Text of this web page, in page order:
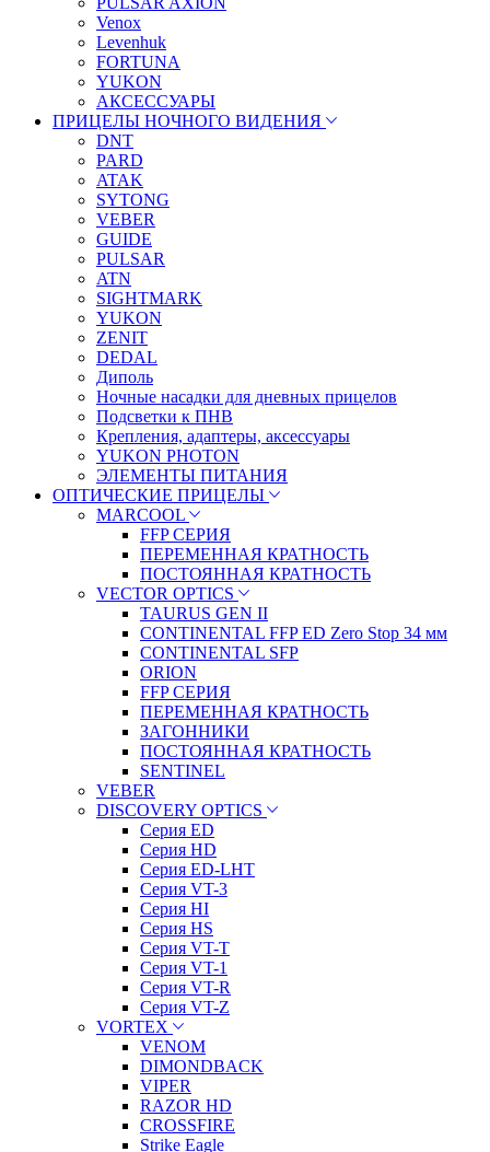
Venox
Levenhuk
FORTUNA
YUKON
АКСЕССУАРЫ
ПРИЦЕЛЫ НОЧНОГО ВИДЕНИЯ
DNT
PARD
ATAK
SYTONG
VEBER
GUIDE
PULSAR
ATN
SIGHTMARK
YUKON
ZENIT
DEDAL
Диполь
Ночные насадки для дневных прицелов
Подсветки к ПНВ
Крепления, адаптеры, аксессуары
YUKON PHOTON
ЭЛЕМЕНТЫ ПИТАНИЯ
ОПТИЧЕСКИЕ ПРИЦЕЛЫ
MARCOOL
FFP СЕРИЯ
ПЕРЕМЕННАЯ КРАТНОСТЬ
ПОСТОЯННАЯ КРАТНОСТЬ
VECTOR OPTICS
TAURUS GEN II
CONTINENTAL FFP ED Zero Stop 34 мм
CONTINENTAL SFP
ORION
FFP СЕРИЯ
ПЕРЕМЕННАЯ КРАТНОСТЬ
ЗАГОННИКИ
ПОСТОЯННАЯ КРАТНОСТЬ
SENTINEL
VEBER
DISCOVERY OPTICS
Серия ED
Серия HD
Серия ED-LHT
Серия VT-3
Серия HI
Серия HS
Серия VT-T
Серия VT-1
Серия VT-R
Серия VT-Z
VORTEX
VENOM
DIMONDBACK
VIPER
RAZOR HD
CROSSFIRE
Strike Eagle